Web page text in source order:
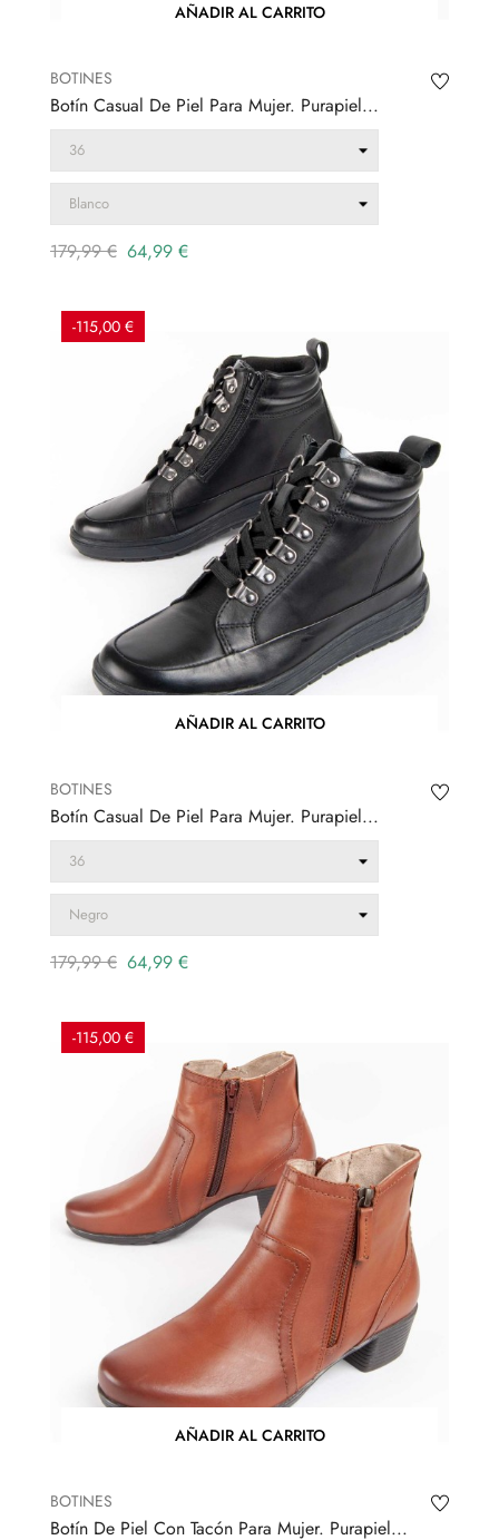
AÑADIR AL CARRITO
BOTINES
Botín Casual De Piel Para Mujer. Purapiel...
Precio
179,99 € Precio
64,99 €
-115,00 €
AÑADIR AL CARRITO
BOTINES
Botín Casual De Piel Para Mujer. Purapiel...
Precio
179,99 € Precio
64,99 €
-115,00 €
AÑADIR AL CARRITO
BOTINES
Botín De Piel Con Tacón Para Mujer. Purapiel...